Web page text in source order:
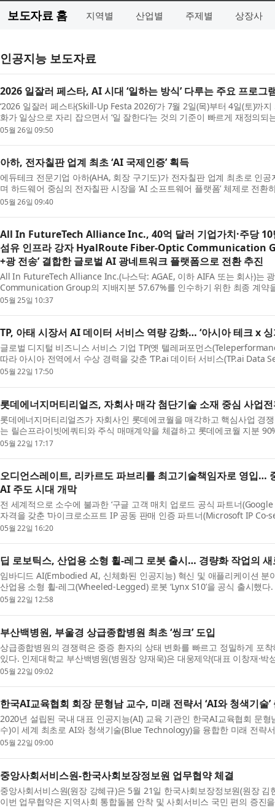
보도자료 홈 지역별 산업별 주제별 상장사
인공지능 보도자료
2026 일잘러 페스타, AI 시대 ‘일하는 방식’ 다루는 주요 프로그
‘2026 일잘러 페스타(Skill-Up Festa 2026)’가 7월 2일(목)부터 4일(토)까
화가 일상으로 자리 잡으면서 ‘일 잘한다’는 것의 기준이 빠르게 재정의되
05월 26일 09:50
아하, 전자칠판 업계 최초 ‘AI 국제인증’ 획득
에듀테크 전문기업 아하(AHA, 회장 구기도)가 전자칠판 업계 최초로 인
며 하드웨어 중심의 전자칠판 시장을 ‘AI 소프트웨어 플랫폼’ 체제로 전환
05월 26일 09:40
All In FutureTech Alliance Inc., 40억 달러 기업가치·주당 10
섬유 인프라 강자 HyalRoute Fiber-Optic Communication
+광 전송’ 결합한 글로벌 AI 광네트워크 플랫폼으로 전환 추진
All In FutureTech Alliance Inc.(나스닥: AGAE, 이하 AIFA 또는 회사)는
Communication Group의 지배지분 57.67%를 인수하기 위한 최종 계약
05월 25일 10:37
TP, 아태 시장서 AI 데이터 서비스 역량 강화… ‘아시아 테크 x
글로벌 디지털 비즈니스 서비스 기업 TP(옛 텔레퍼포먼스
따라 아시아 전역에서 수상 경력을 갖춘 ‘TP.ai 데이터 서비스(TP.ai Data
05월 22일 17:50
롯데에너지머티리얼즈, 자회사 매각 첨단기술 소재 중심 사업
롯데에너지머티리얼즈가 자회사인 롯데에코월을 매각하고 핵심사업 경
는 릴슨프라이빗에쿼티와 주식 매매계약을 체결하고 롯데에코월 지분
05월 22일 17:17
오디언스레이트, 리카르도 파브리를 최고기술책임자로 영입…
AI 주도 시대 개막
전 세계적으로 소수에 불과한 ‘구글 고객 매치 업로드 공식 파트너
자격을 갖춘 ‘마이크로소프트 IP 공동 판매 인증 파트너(Microsoft IP
05월 22일 16:20
딥 로보틱스, 산업용 소형 휠-레그 로봇 출시… 경량화 작업의
임바디드 AI(Embodied AI, 신체화된 인공지능) 혁신 및 애플리케이션 분
산업용 소형 휠-레그(Wheeled-Legged) 로봇 ‘Lynx S10’을 공식 출시했
05월 22일 12:58
부산백병원, 부울경 상급종합병원 최초 ‘씽크’ 도입
상급종합병원의 경쟁력은 중증 환자의 상태 변화를 빠르고 정밀하게 포
있다. 인제대학교 부산백병원(병원장 양재욱)은 대웅제약(대표 이창재·박
05월 22일 09:02
한국AI교육협회 회장 문형남 교수, 미래 전략서 ‘AI와 청색기술’
2020년 설립된 국내 대표 인공지능(AI) 교육 기관인 한국AI교육협회 문
수)이 세계 최초로 AI와 청색기술(Blue Technology)을 융합한 미래 전략서
05월 22일 09:00
중앙사회서비스원-한국사회보장정보원 업무협약 체결
중앙사회서비스원(원장 강혜규)은 5월 21일 한국사회보장정보원(원장
이번 업무협약은 지역사회 통합돌봄 안착 및 사회서비스 국민 편의 증진